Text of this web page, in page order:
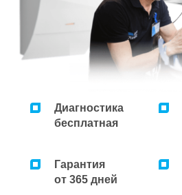
Диагностика
бесплатная
Гарантия
от 365 дней